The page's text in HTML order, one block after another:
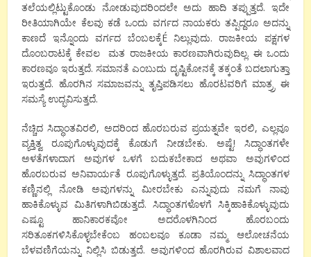
ತಲೆಯಲ್ಲಿಟ್ಟುಕೊಂಡು ನೋಡುವುದರಿಂದಲೇ ಅದು ಹಾದಿ ತಪ್ಪುತ್ತದೆ. ಇದೇ
ರೀತಿಯಾಗಿಯೇ ಕೆಲವು ಕಡೆ ಒಂದು ವರ್ಗದ ನಾಯಕರು ತಪ್ಪಿದ್ದರೂ ಅದನ್ನು
ಕಾಣದೆ ಇನ್ನೊಂದು ವರ್ಗದ ಬೆಂಬಲಕ್ಕೆÉ ನಿಲ್ಲುವುದು. ರಾಜಕೀಯ ಪಕ್ಷಗಳ
ದೊಂಬರಾಟಕ್ಕೆ ಕೇವಲ ಮತ ರಾಜಕೀಯ ಕಾರಣವಾಗಿರುವುದಿಲ್ಲ. ಈ ಒಂದು
ಕಾರಣವೂ ಇರುತ್ತದೆ. ಸಮಾನತೆ ಎಂಬುದು ದೃಷ್ಟಿಕೋನಕ್ಕೆ ತಕ್ಕಂತೆ ಬದಲಾಗುತ್ತಾ
ಇರುತ್ತದೆ. ಹೊರಗಿನ ಸಮಾಜವನ್ನು ತೃಪ್ತಿಪಡಿಸಲು ಹೊರಟವರಿಗೆ ಮಾತ್ರ್ರ ಈ
ಸಮಸ್ಯೆ ಉದ್ಭವಿಸುತ್ತದೆ.
ನೆಚ್ಚಿದ ಸಿದ್ಧಾಂತವಿರಲಿ, ಅದರಿಂದ ಹೊರಬರುವ ಪ್ರಯತ್ನವೇ ಇರಲಿ, ಎಲ್ಲವೂ
ವ್ಯಕ್ತಿತ್ವ ರೂಪುಗೊಳ್ಳುವುದಕ್ಕೆ ಕೊಡುಗೆ ನೀಡಬೇಕು. ಅಷ್ಟೆ! ಸಿದ್ಧಾಂತಗಳೇ
ಅಳತೆಗಳಾದಾಗ ಅವುಗಳ ಒಳಗೆ ಬದುಕಬೇಕಾದ ಅಥವಾ ಅವುಗಳಿಂದ
ಹೊರಬರುವ ಅನಿವಾರ್ಯತೆ ರೂಪುಗೊಳ್ಳುತ್ತದೆ. ಪ್ರತಿಯೊಂದನ್ನು ಸಿದ್ಧಾಂತಗಳ
ಕಣ್ಣಿನಲ್ಲಿ ನೋಡಿ ಅವುಗಳನ್ನು ಮೀರಬೇಕು ಎನ್ನುವುದು ನಮಗೆ ನಾವು
ಹಾಕಿಕೊಳ್ಳುವ ಮಿತಿಗಳಾಗಿಬಿಡುತ್ತದೆ. ಸಿದ್ಧಾಂತಗಳೊಳಗೆ ಸಿಕ್ಕಿಹಾಕಿಕೊಳ್ಳುವುದು
ಎಷ್ಟೂ ಹಾನಿಕಾರಕವೋ ಅದರೊಳಗಿನಿಂದ ಹೊರಬಂದು
ಸರಿತೂಕಗಳಿಸಿಕೊಳ್ಳಬೇಕೆಂಬ ಹಂಬಲವೂ ಕೂಡಾ ನಮ್ಮ ಆಲೋಚನೆಯ
ಬೆಳವಣಿಗೆಯನ್ನು ನಿಲ್ಲಿಸಿ ಬಿಡುತ್ತದೆ. ಅವುಗಳಿಂದ ಹೊರಗಿರುವ ವಿಶಾಲವಾದ